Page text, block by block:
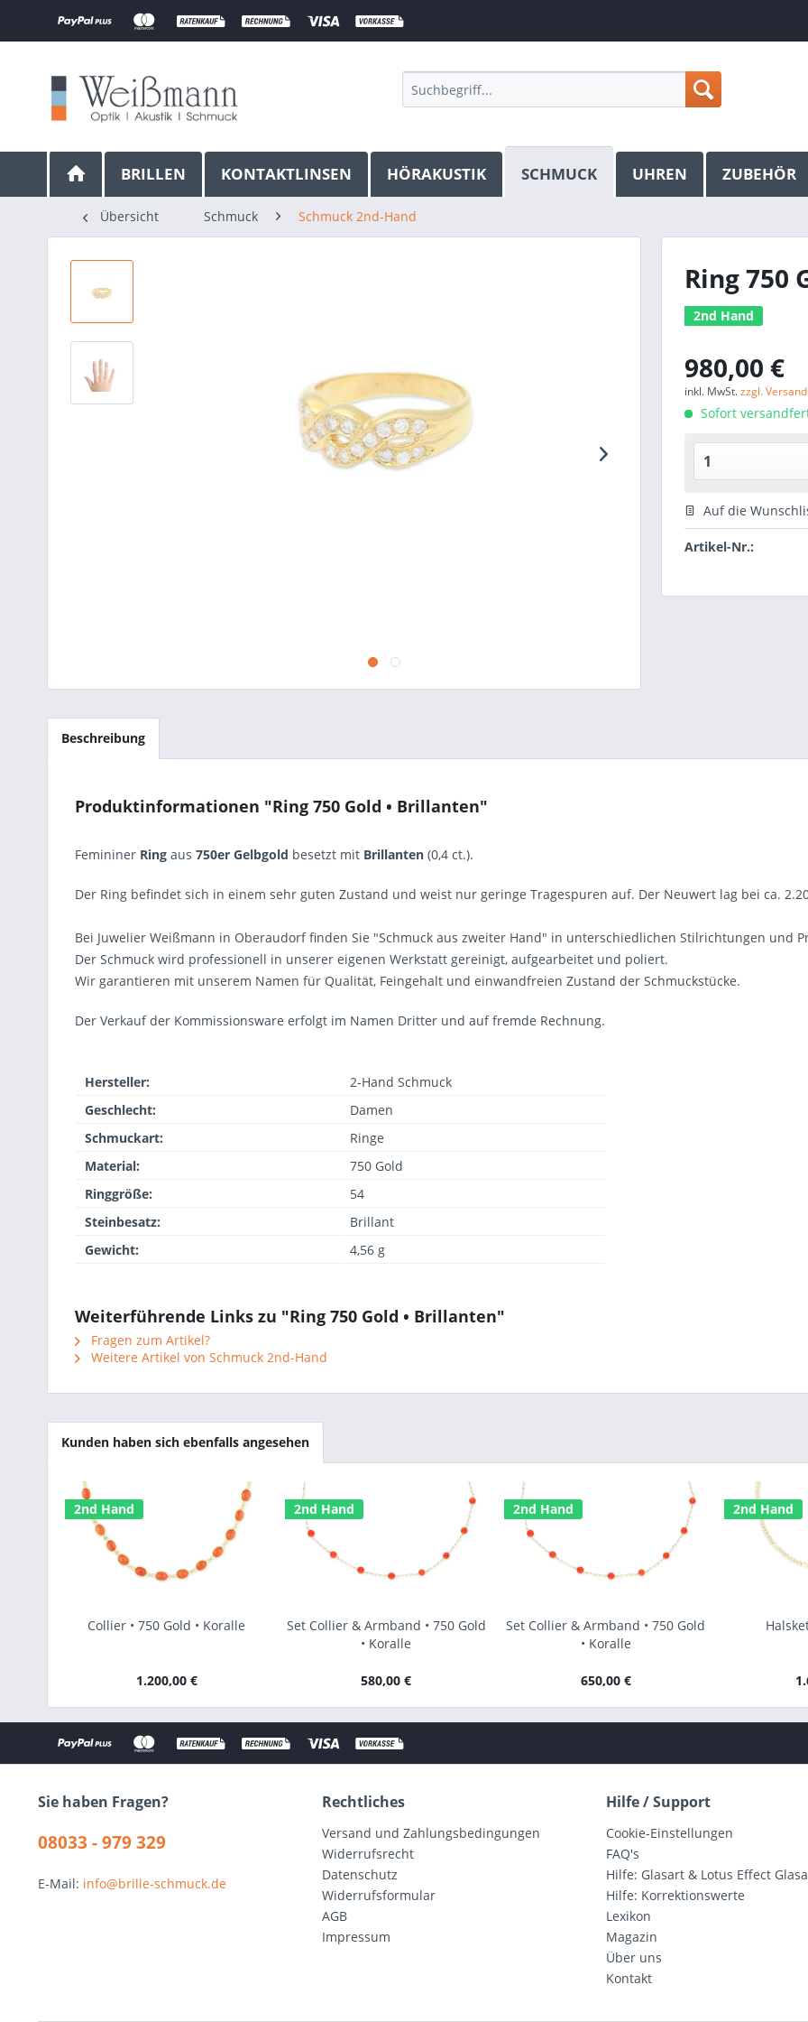
BRILLEN KONTAKTLINSEN HÖRAKUSTIK SCHMUCK UHREN ZUBEHÖR
Übersicht Schmuck Schmuck 2nd-Hand
Ring 750
2nd Hand
980,00 €
inkl. MwSt.zzgl.
Sofort
Auf die
Artikel-Nr.:
Beschreibung
Produktinformationen "Ring 750 Gold • Brillanten"
Femininer Ring aus 750er Gelbgold besetzt mit Brillanten (0,4 ct.).
Der Ring befindet sich in einem sehr guten Zustand und weist nur geringe Tragespuren auf. Der Neuwert lag bei ca.
Bei Juwelier Weißmann in Oberaudorf finden Sie "Schmuck aus zweiter Hand" in unterschiedlichen Stilrichtungen und
Der Schmuck wird professionell in unserer eigenen Werkstatt gereinigt, aufgearbeitet und poliert.
Wir garantieren mit unserem Namen für Qualität, Feingehalt und einwandfreien Zustand der Schmuckstücke.
Der Verkauf der Kommissionsware erfolgt im Namen Dritter und auf fremde Rechnung.
Hersteller:
2-Hand Schmuck
Geschlecht:
Damen
Schmuckart:
Ringe
Material:
750 Gold
Ringgröße:
54
Steinbesatz:
Brillant
Gewicht:
4,56 g
Weiterführende Links zu "Ring 750 Gold • Brillanten"
Fragen zum Artikel?
Weitere Artikel von Schmuck 2nd-Hand
Kunden haben sich ebenfalls angesehen
2nd Hand
Collier • 750 Gold • Koralle
1.200,00 €
2nd Hand
Set Collier & Armband • 750 Gold
• Koralle
580,00 €
2nd Hand
Set Collier & Armband • 750 Gold
• Koralle
650,00 €
2nd Hand
Sie haben Fragen?
08033 - 979 329
E-Mail: info@brille-schmuck.de
Rechtliches
Versand und Zahlungsbedingungen
Widerrufsrecht
Datenschutz
Widerrufsformular
AGB
Impressum
Hilfe / Support
Cookie-Einstellungen
FAQ's
Hilfe: Glasart & Lotus Effect
Hilfe: Korrektionswerte
Lexikon
Magazin
Über uns
Kontakt